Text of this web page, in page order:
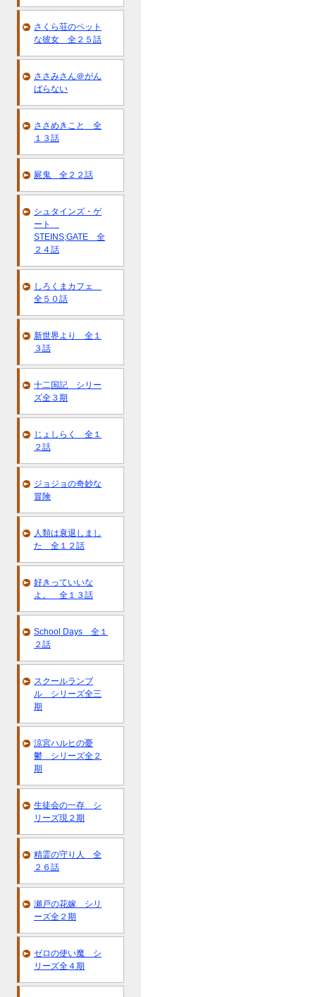
さくら荘のペット
な彼女 全２５話
ささみさん＠がん
ばらない
ささめきこと 全
１３話
屍鬼 全２２話
シュタインズ・ゲ
ート
STEINS;GATE 全
２４話
しろくまカフェ
全５０話
新世界より 全１
３話
十二国記 シリー
ズ全３期
じょしらく 全１
２話
ジョジョの奇妙な
冒険
人類は衰退しまし
た 全１２話
好きっていいな
よ。 全１３話
School Days 全１
２話
スクールランブ
ル シリーズ全三
期
涼宮ハルヒの憂
鬱 シリーズ全２
期
生徒会の一存 シ
リーズ現２期
精霊の守り人 全
２６話
瀬戸の花嫁 シリ
ーズ全２期
ゼロの使い魔 シ
リーズ全４期